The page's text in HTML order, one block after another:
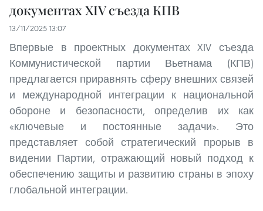
документах XIV съезда КПВ
13/11/2025 13:07
Впервые в проектных документах XIV съезда
Коммунистической партии Вьетнама (КПВ)
предлагается приравнять сферу внешних связей
и международной интеграции к национальной
обороне и безопасности, определив их как
«ключевые и постоянные задачи». Это
представляет собой стратегический прорыв в
видении Партии, отражающий новый подход к
обеспечению защиты и развитию страны в эпоху
глобальной интеграции.